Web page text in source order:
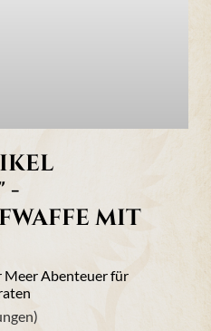
-
mit
Meer Abenteuer für